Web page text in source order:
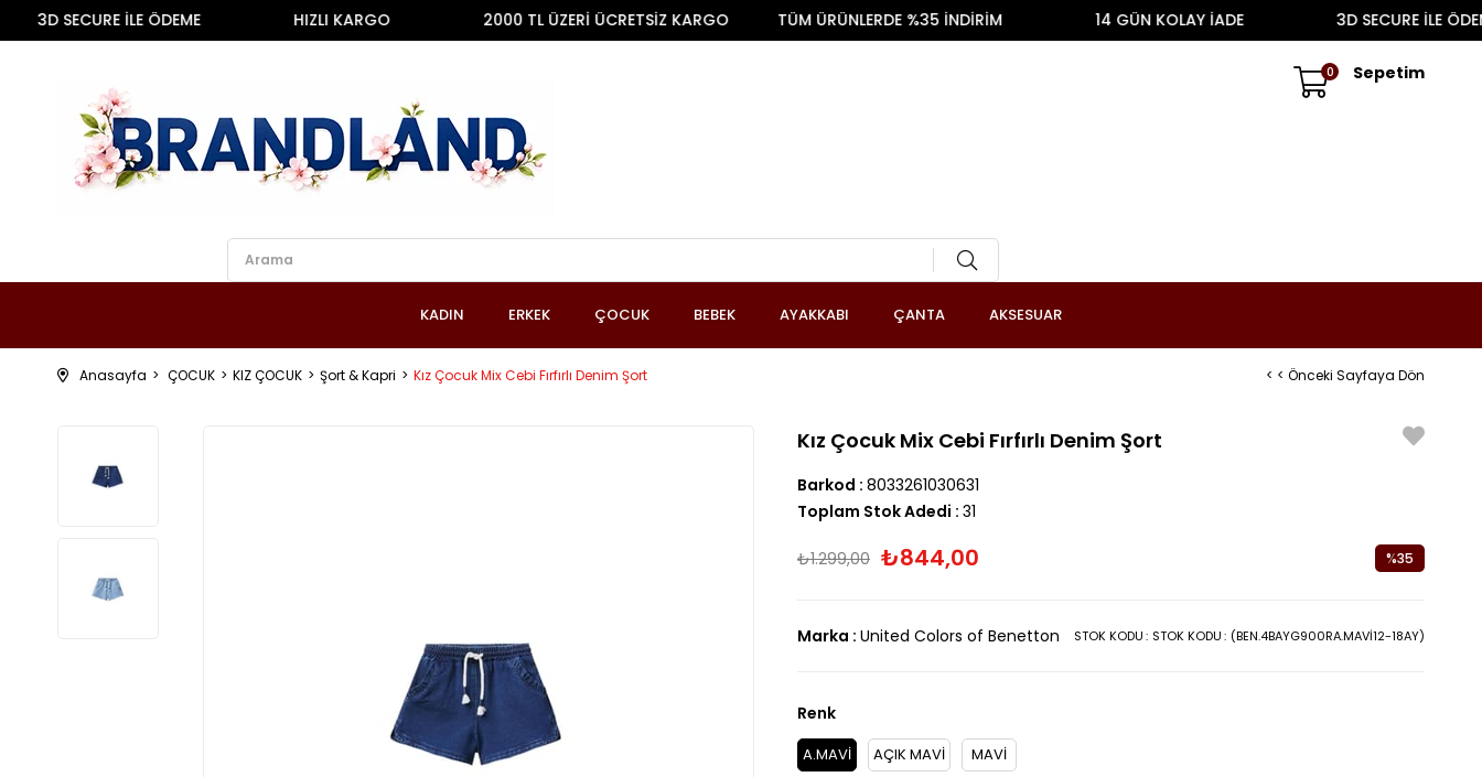
Sepetim
0
KADIN ERKEK ÇOCUK BEBEK AYAKKABI ÇANTA AKSESUAR
Anasayfa ÇOCUK KIZ ÇOCUK Şort & Kapri Kız Çocuk Mix Cebi Fırfırlı Denim Şort < < Önceki Sayfaya Dön
Kız Çocuk Mix Cebi Fırfırlı Denim Şort
Barkod : 8033261030631
Toplam Stok Adedi : 31
₺1.299,00 ₺844,00 %35
(BEN.4BAYG900RA.MAVİ12-18AY)
STOK KODU STOK KODU
Marka : United Colors of Benetton
Renk
A.MAVİ AÇIK MAVİ MAVİ
SECURE İLE ÖDEME HIZLI KARGO 2000 TL ÜZERİ ÜCRETSİZ KARGO TÜM ÜRÜNLERDE %35 İNDİRİM 14 GÜN KOLAY İADE 3D SECURE İLE ÖDEME